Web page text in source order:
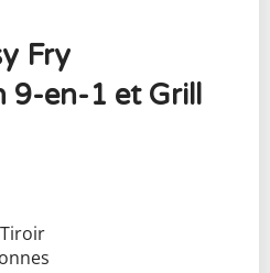
Fry
9-en-1 et Grill